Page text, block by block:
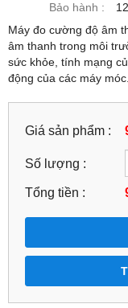
Bảo hành :
Máy đo cường độ âm
âm thanh trong môi
sức khỏe, tính mạng
động của các máy
Giá sản phẩm :
Số lượng :
Tổng tiền :